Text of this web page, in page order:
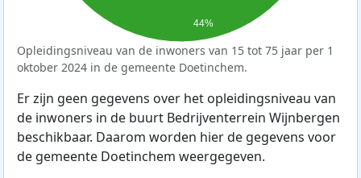
44%
Opleidingsniveau van de inwoners van 15 tot 75 jaar per 1
oktober 2024 in de gemeente Doetinchem.
Er zijn geen gegevens over het opleidingsniveau van
de inwoners in de buurt Bedrijventerrein Wijnbergen
beschikbaar. Daarom worden hier de gegevens voor
de gemeente Doetinchem weergegeven.